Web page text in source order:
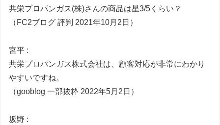
共栄プロパンガス(株)さんの商品は星3/5くらい？
（FC2ブログ 評判 2021年10月2日）
宮平 :
共栄プロパンガス株式会社は、顧客対応が非常にわかり
やすいですね。
（gooblog 一部抜粋 2022年5月2日）
坂野 :